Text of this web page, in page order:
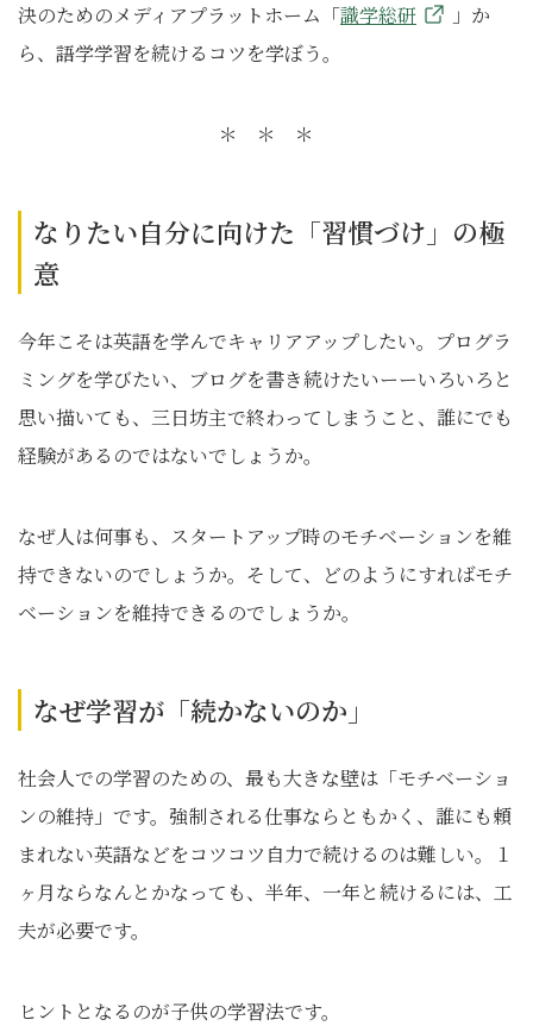
決のためのメディアプラットホーム「識学総研
」か
ら、語学学習を続けるコツを学ぼう。
＊ ＊ ＊
なりたい自分に向けた「習慣づけ」の極
意
今年こそは英語を学んでキャリアアップしたい。プログラ
ミングを学びたい、ブログを書き続けたいーーいろいろと
思い描いても、三日坊主で終わってしまうこと、誰にでも
経験があるのではないでしょうか。
なぜ人は何事も、スタートアップ時のモチベーションを維
持できないのでしょうか。そして、どのようにすればモチ
ベーションを維持できるのでしょうか。
なぜ学習が「続かないのか」
社会人での学習のための、最も大きな壁は「モチベーショ
ンの維持」です。強制される仕事ならともかく、誰にも頼
まれない英語などをコツコツ自力で続けるのは難しい。１
ヶ月ならなんとかなっても、半年、一年と続けるには、工
夫が必要です。
ヒントとなるのが子供の学習法です。